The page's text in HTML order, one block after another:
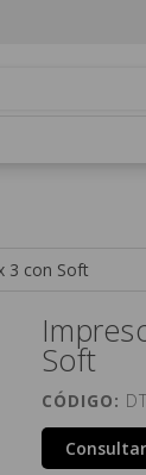
3 con Soft
Soft
CÓDIGO:
Consultar